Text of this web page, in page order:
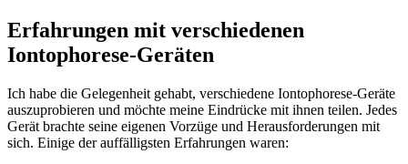
Erfahrungen mit verschiedenen‌
Iontophorese-Geräten
Ich habe die Gelegenheit gehabt, verschiedene ⁢Iontophorese-Geräte
auszuprobieren und möchte meine Eindrücke‌ mit ihnen ⁤teilen. ‌Jedes
Gerät brachte ⁢seine‍ eigenen Vorzüge​ und Herausforderungen mit⁢
sich.⁢ Einige​ der⁢ auffälligsten Erfahrungen​ waren: